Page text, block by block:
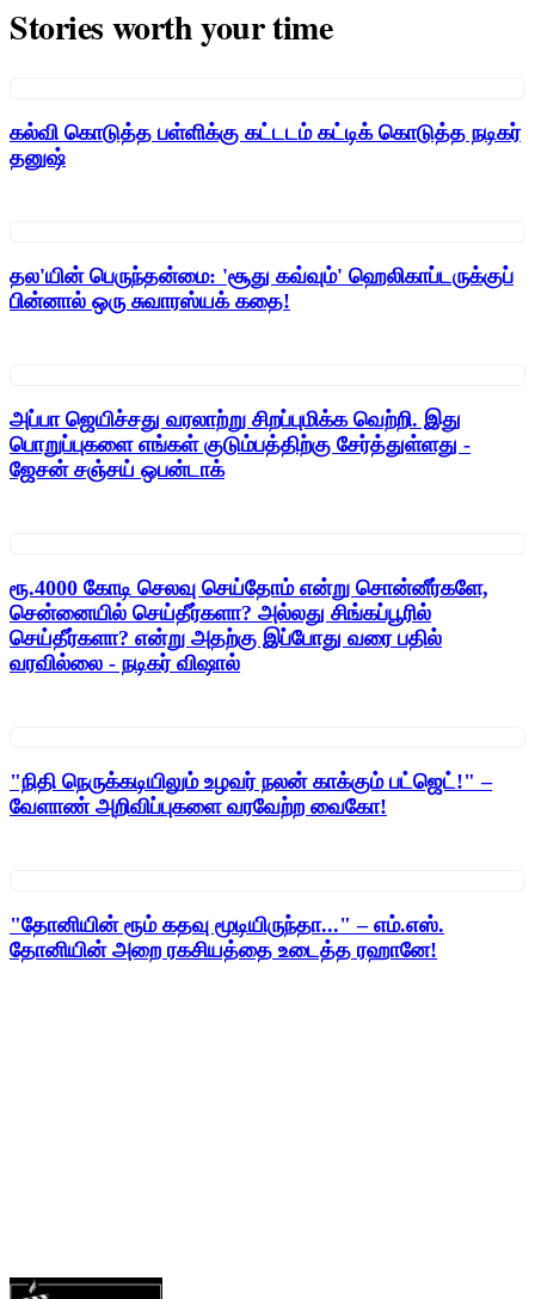
Stories worth your time
கல்வி கொடுத்த பள்ளிக்கு கட்டடம் கட்டிக் கொடுத்த நடிகர்
தனுஷ்
தல'யின் பெருந்தன்மை: 'சூது கவ்வும்' ஹெலிகாப்டருக்குப்
பின்னால் ஒரு சுவாரஸ்யக் கதை!
அப்பா ஜெயிச்சது வரலாற்று சிறப்புமிக்க வெற்றி. இது
பொறுப்புகளை எங்கள் குடும்பத்திற்கு சேர்த்துள்ளது -
ஜேசன் சஞ்சய் ஒபன்டாக்
ரூ.4000 கோடி செலவு செய்தோம் என்று சொன்னீர்களே,
சென்னையில் செய்தீர்களா? அல்லது சிங்கப்பூரில்
செய்தீர்களா? என்று அதற்கு இப்போது வரை பதில்
வரவில்லை - நடிகர் விஷால்
"நிதி நெருக்கடியிலும் உழவர் நலன் காக்கும் பட்ஜெட்!" –
வேளாண் அறிவிப்புகளை வரவேற்ற வைகோ!
"தோனியின் ரூம் கதவு மூடியிருந்தா..." – எம்.எஸ்.
தோனியின் அறை ரகசியத்தை உடைத்த ரஹானே!